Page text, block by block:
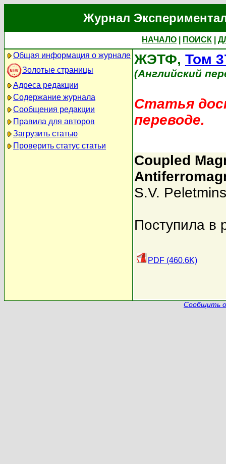
Журнал
НАЧАЛО ПОИСК
Общая информация о журнале
Золотые страницы
Адреса редакции
Содержание журнала
Сообщения редакции
Правила для авторов
Загрузить статью
Проверить статус статьи
ЖЭТФ, Том
(Английский
Статья
переводе.
Coupled
S.V.
Поступила в
PDF (460.6K)
Сообщить о